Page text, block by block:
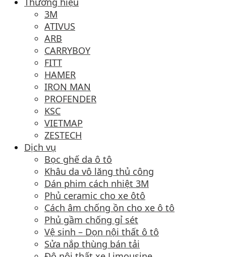
3M
ATIVUS
ARB
CARRYBOY
FITT
HAMER
IRON MAN
PROFENDER
KSC
VIETMAP
ZESTECH
Dịch vụ
Bọc ghế da ô tô
Khâu da vô lăng thủ công
Dán phim cách nhiệt 3M
Phủ ceramic cho xe ôtô
Cách âm chống ồn cho xe ô tô
Phủ gầm chống gỉ sét
Vệ sinh – Dọn nội thất ô tô
Sửa nắp thùng bán tải